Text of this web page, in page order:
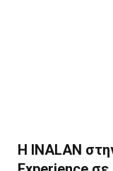
Η INALAN